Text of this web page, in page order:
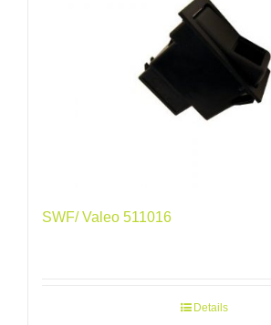
SWF/ Valeo 511016
Details